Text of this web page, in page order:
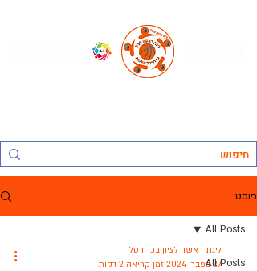
פוסט
All Posts
All Posts
ליגת ראשון לציון בכדורסל
27 בפבר׳ 2024
זמן קריאה 2 דקות